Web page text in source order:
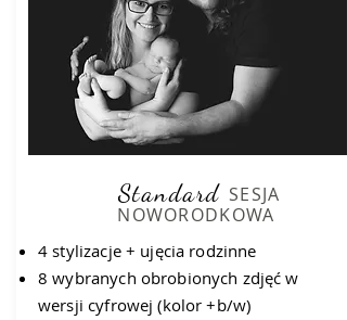
StandardSESJA
NOWORODKOWA
4 stylizacje + ujęcia rodzinne
8 wybranych obrobionych zdjęć w
wersji cyfrowej (kolor +b/w)